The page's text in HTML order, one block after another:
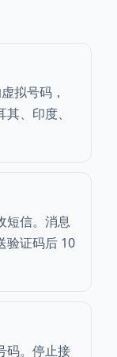
拟号码，
、印度、
短信。消息
验证码后 10
码。停止接